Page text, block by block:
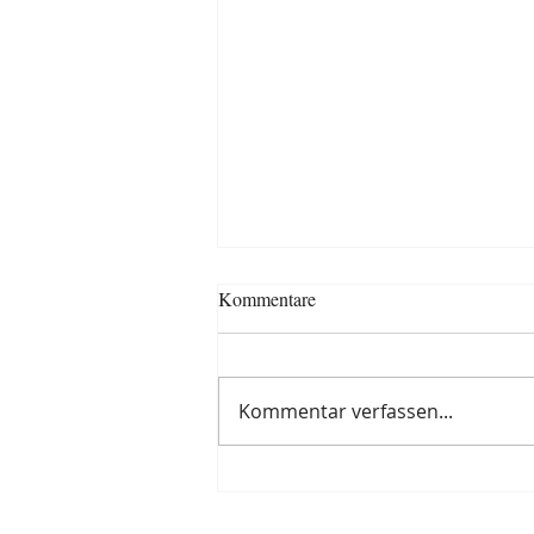
Kommentare
Kommentar verfassen...